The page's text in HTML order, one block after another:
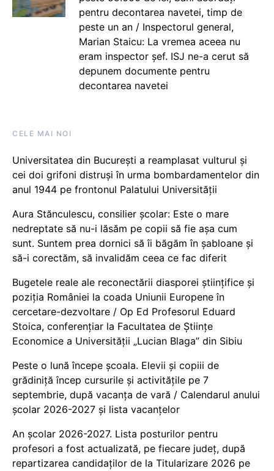
pentru decontarea navetei, timp de
peste un an / Inspectorul general,
Marian Staicu: La vremea aceea nu
eram inspector șef. ISJ ne-a cerut să
depunem documente pentru
decontarea navetei
CELE MAI NOI
Universitatea din București a reamplasat vulturul și
cei doi grifoni distruși în urma bombardamentelor din
anul 1944 pe frontonul Palatului Universității
Aura Stănculescu, consilier școlar: Este o mare
nedreptate să nu-i lăsăm pe copii să fie așa cum
sunt. Suntem prea dornici să îi băgăm în șabloane și
să-i corectăm, să invalidăm ceea ce fac diferit
Bugetele reale ale reconectării diasporei științifice și
poziția României la coada Uniunii Europene în
cercetare-dezvoltare / Op Ed Profesorul Eduard
Stoica, conferențiar la Facultatea de Științe
Economice a Universității „Lucian Blaga” din Sibiu
Peste o lună începe școala. Elevii și copiii de
grădiniță încep cursurile și activitățile pe 7
septembrie, după vacanța de vară / Calendarul anului
școlar 2026-2027 și lista vacanțelor
An școlar 2026-2027. Lista posturilor pentru
profesori a fost actualizată, pe fiecare județ, după
repartizarea candidaților de la Titularizare 2026 pe